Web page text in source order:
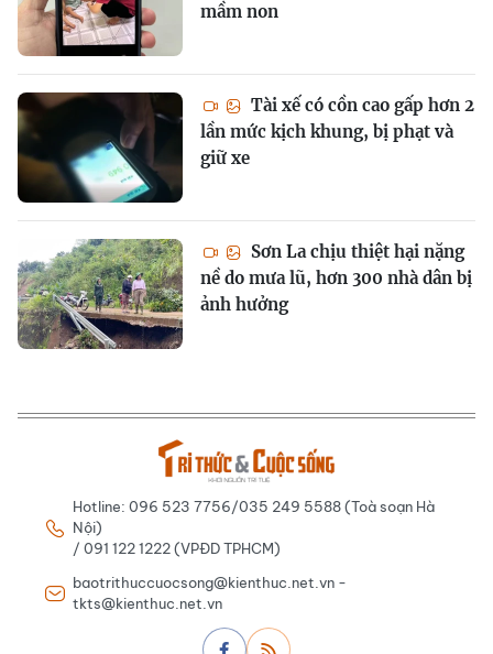
mầm non
Tài xế có cồn cao gấp hơn 2
lần mức kịch khung, bị phạt và
giữ xe
Sơn La chịu thiệt hại nặng
nề do mưa lũ, hơn 300 nhà dân bị
ảnh hưởng
Hotline: 096 523 7756/035 249 5588 (Toà soạn Hà
Nội)
/ 091 122 1222 (VPĐD TPHCM)
baotrithuccuocsong@kienthuc.net.vn -
tkts@kienthuc.net.vn